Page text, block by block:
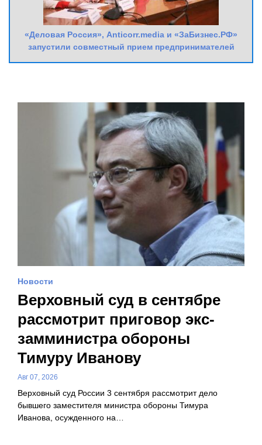
«Деловая Россия», Anticorr.media и «ЗаБизнес.РФ»
запустили совместный прием предпринимателей
Новости
Верховный суд в сентябре
рассмотрит приговор экс-
замминистра обороны
Тимуру Иванову
Авг 07, 2026
Верховный суд России 3 сентября рассмотрит дело
бывшего заместителя министра обороны Тимура
Иванова, осужденного на…